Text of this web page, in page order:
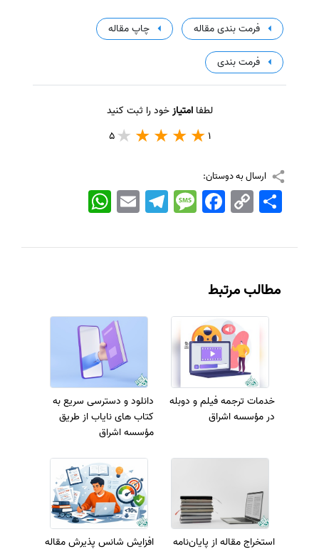
فرمت بندی مقاله چاپ مقاله
فرمت بندی
لطفاامتیازخود را ثبت کنید
1
5
ارسال به دوستان:
WhatsApp EmailTelegramMessageFacebook Copy
Link
اشتراک
مطالب مرتبط
خدمات ترجمه فیلم و دوبله
در مؤسسه اشراق
دانلود و دسترسی سریع به
کتاب های نایاب از طریق
مؤسسه اشراق
استخراج مقاله از پایان‌نامه
افزایش شانس پذیرش مقاله